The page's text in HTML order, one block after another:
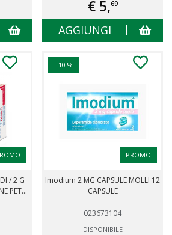
€ 5,69
AGGIUNGI
/ 2 G
PET...
- 10 %
PROMO
Imodium 2 MG CAPSULE MOLLI 12
CAPSULE
023673104
DISPONIBILE